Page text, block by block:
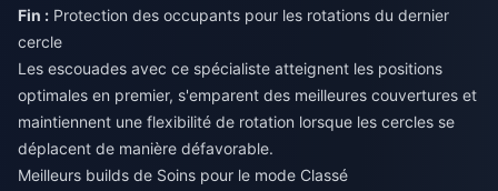
Fin : Protection des occupants pour les rotations du dernier
cercle
Les escouades avec ce spécialiste atteignent les positions
optimales en premier, s'emparent des meilleures couvertures et
maintiennent une flexibilité de rotation lorsque les cercles se
déplacent de manière défavorable.
Meilleurs builds de Soins pour le mode Classé